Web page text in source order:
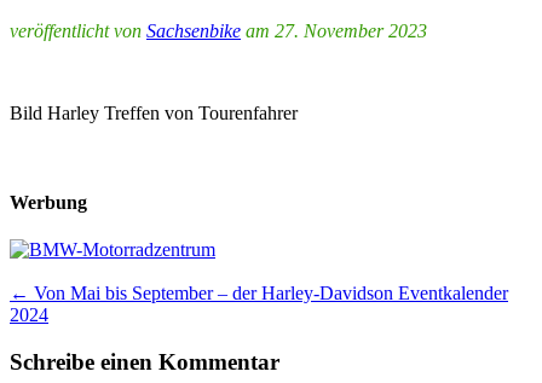
veröffentlicht von Sachsenbike am 27. November 2023
Bild Harley Treffen von Tourenfahrer
Werbung
Post
navigation
← Von Mai bis September – der Harley-Davidson Eventkalender
2024
Schreibe einen Kommentar